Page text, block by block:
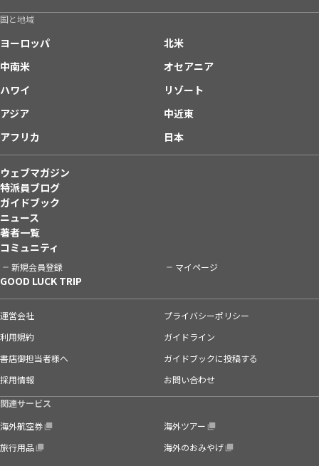
国と地域
ヨーロッパ
北米
中南米
オセアニア
ハワイ
リゾート
アジア
中近東
アフリカ
日本
ウェブマガジン
特派員ブログ
ガイドブック
ニュース
著者一覧
コミュニティ
新規会員登録 マイページ
GOOD LUCK TRIP
運営会社
プライバシーポリシー
利用規約
ガイドライン
書店御担当者様へ
ガイドブックに投稿する
採用情報
お問い合わせ
関連サービス
海外航空券
海外ツアー
旅行用品
海外のおみやげ